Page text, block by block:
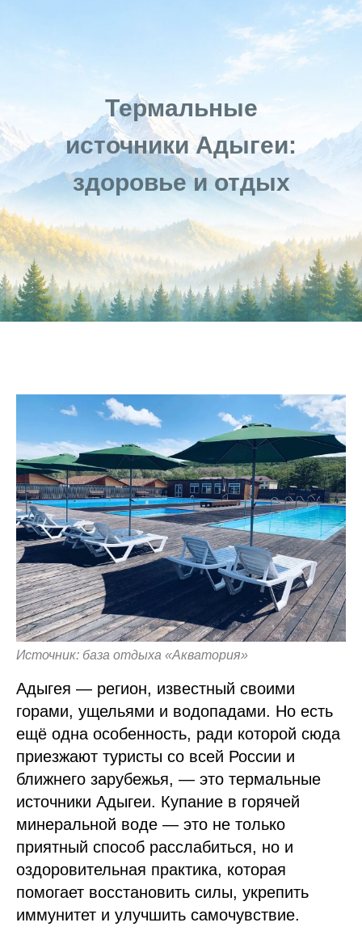
Термальные
источники Адыгеи:
здоровье и отдых
Источник: база отдыха «Акватория»
Адыгея — регион, известный своими
горами, ущельями и водопадами. Но есть
ещё одна особенность, ради которой сюда
приезжают туристы со всей России и
ближнего зарубежья, — это термальные
источники Адыгеи. Купание в горячей
минеральной воде — это не только
приятный способ расслабиться, но и
оздоровительная практика, которая
помогает восстановить силы, укрепить
иммунитет и улучшить самочувствие.